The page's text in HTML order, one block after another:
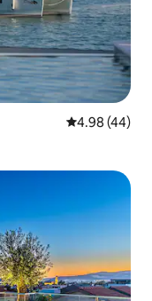
औसत रेटिंग 5 में
4.98 (44)